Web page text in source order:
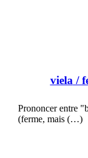
viela /
Prononcer entre
(ferme, mais (…)